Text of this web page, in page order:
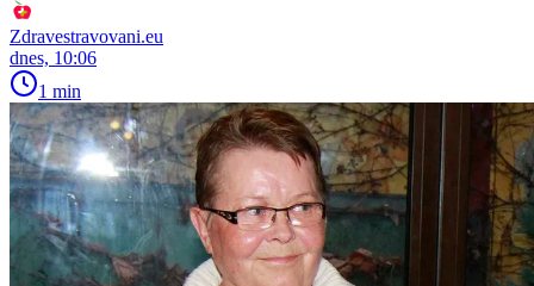
Zdravestravovani.eu
dnes, 10:06
1 min